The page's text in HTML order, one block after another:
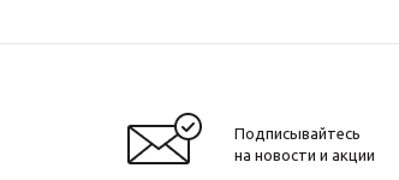
Подписывайтесь
на новости и акции